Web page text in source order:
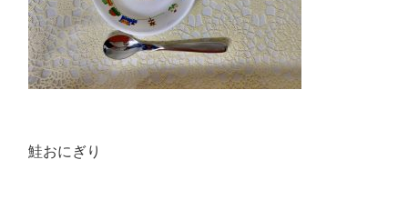
鮭おにぎり